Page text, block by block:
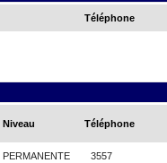
Téléphone
Niveau Téléphone
PERMANENTE 3557